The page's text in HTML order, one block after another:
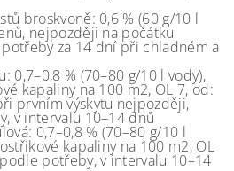
broskvoně: 0,6 % (60 g/10 l
nejpozději na počátku
za 14 dní při chladném a
0,7–0,8 % (70–80 g/10 l vody),
kapaliny na 100 m2, OL 7, od:
prvním výskytu nejpozději,
v intervalu 10–14 dnů
0,7–0,8 % (70–80 g/10 l
kapaliny na 100 m2, OL
potřeby, v intervalu 10–14